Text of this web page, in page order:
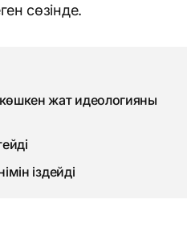
сөзінде.
жат идеологияны
іздейді